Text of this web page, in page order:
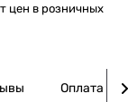
цен в розничных
Оплата